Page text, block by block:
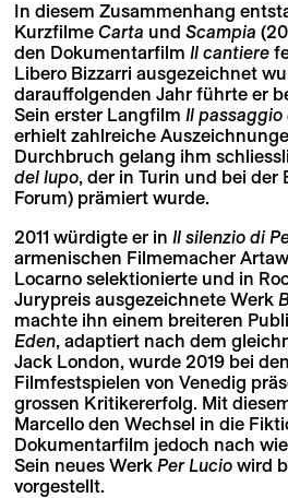
In diesem Zusammenhang
Kurzfilme Carta und Scampia
den Dokumentarfilm Il cantiere
Libero Bizzarri ausgezeichnet
darauffolgenden Jahr führte er
Sein erster Langfilm Il passaggio
erhielt zahlreiche
Durchbruch gelang ihm
del lupo, der in Turin und bei der
Forum) prämiert wurde.
2011 würdigte er in Il silenzio di
armenischen Filmemacher
Locarno selektionierte und in
Jurypreis ausgezeichnete Werk
machte ihn einem breiteren
Eden, adaptiert nach dem
Jack London, wurde 2019 bei
Filmfestspielen von Venedig
grossen Kritikererfolg. Mit
Marcello den Wechsel in die
Dokumentarfilm jedoch nach
Sein neues Werk Per Luciowird
vorgestellt.